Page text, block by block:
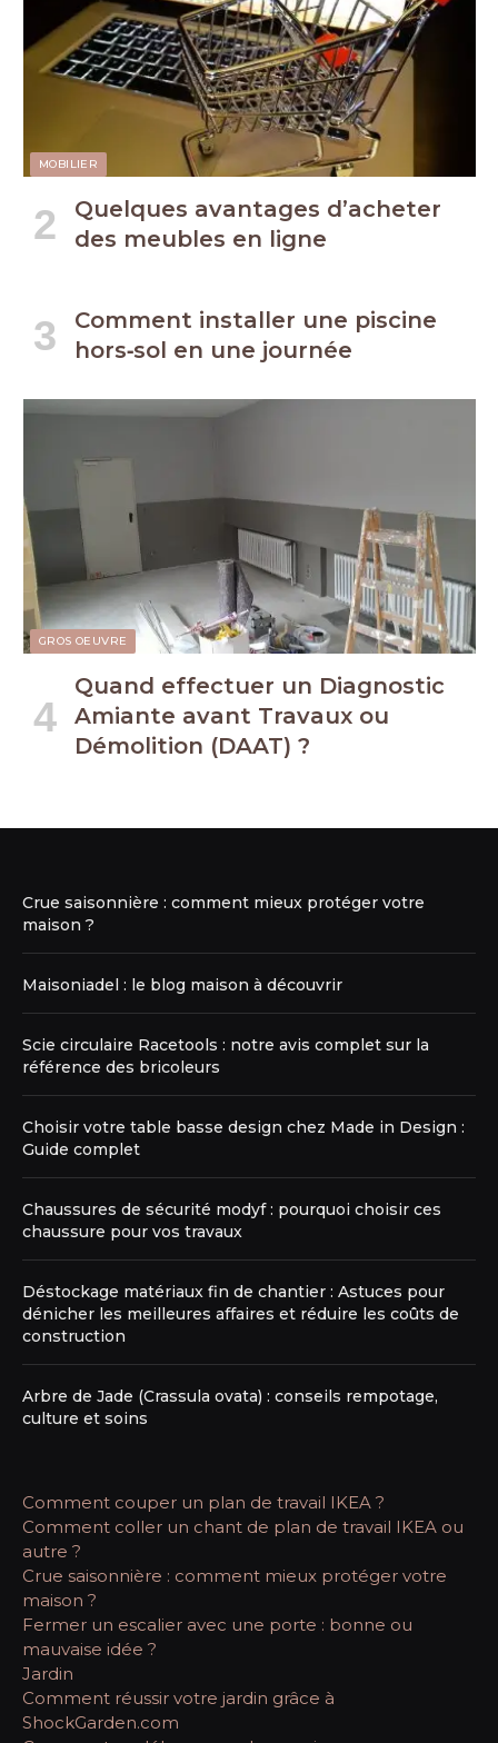
MOBILIER
Quelques avantages d’acheter
des meubles en ligne
Comment installer une piscine
hors‑sol en une journée
GROS OEUVRE
Quand effectuer un Diagnostic
Amiante avant Travaux ou
Démolition (DAAT) ?
Crue saisonnière : comment mieux protéger votre
maison ?
Maisoniadel : le blog maison à découvrir
Scie circulaire Racetools : notre avis complet sur la
référence des bricoleurs
Choisir votre table basse design chez Made in Design :
Guide complet
Chaussures de sécurité modyf : pourquoi choisir ces
chaussure pour vos travaux
Déstockage matériaux fin de chantier : Astuces pour
dénicher les meilleures affaires et réduire les coûts de
construction
Arbre de Jade (Crassula ovata) : conseils rempotage,
culture et soins
Comment couper un plan de travail IKEA ?
Comment coller un chant de plan de travail IKEA ou
autre ?
Crue saisonnière : comment mieux protéger votre
maison ?
Fermer un escalier avec une porte : bonne ou
mauvaise idée ?
Jardin
Comment réussir votre jardin grâce à
ShockGarden.com